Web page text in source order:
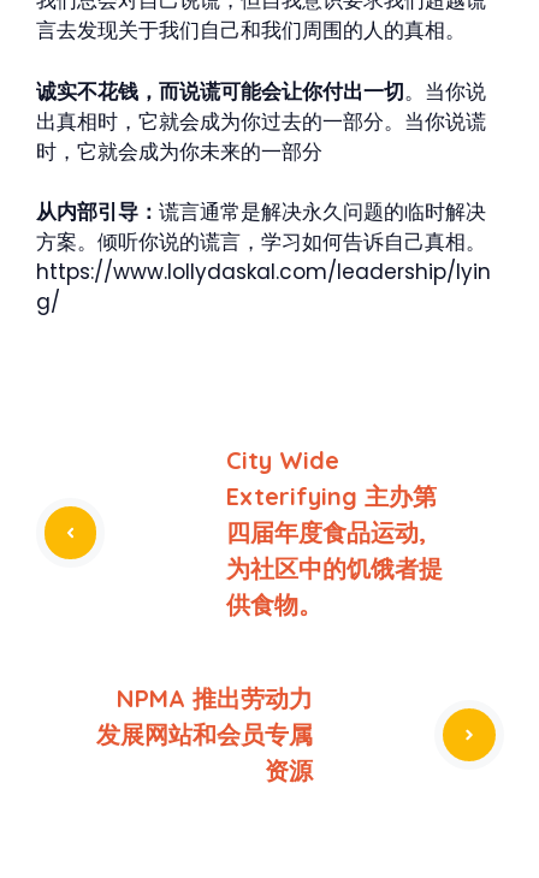
言去发现关于我们自己和我们周围的人的真相。
诚实不花钱，而说谎可能会让你付出一切。当你说
出真相时，它就会成为你过去的一部分。当你说谎
时，它就会成为你未来的一部分
从内部引导： 谎言通常是解决永久问题的临时解决
方案。倾听你说的谎言，学习如何告诉自己真相。
https://www.lollydaskal.com/leadership/lyin
g/
City Wide
Exterifying 主办第
四届年度食品运动,
为社区中的饥饿者提
供食物。
NPMA 推出劳动力
发展网站和会员专属
资源